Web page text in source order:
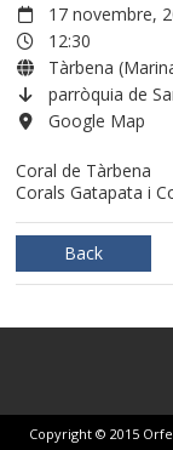
17 novembre,
12:30
Tàrbena
parròquia de
Google Map
Coral de Tàrbena
Corals Gatapata i
Back
Copyright © 2015